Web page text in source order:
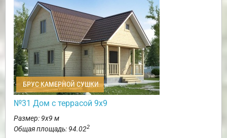
БРУС КАМЕРНОЙ СУШКИ
№31 Дом с террасой 9х9
Размер: 9х9 м
Общая площадь: 94.022